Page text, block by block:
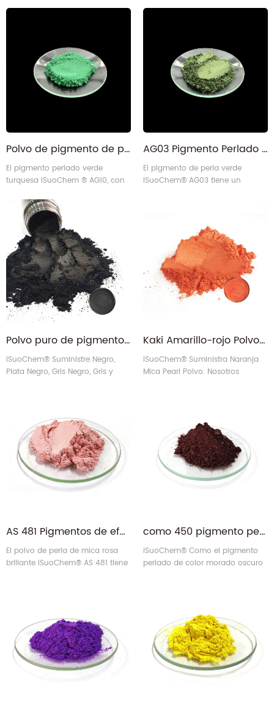
equipos de fabricación propia, lo
aplicaciones.
uniforme con un tamaño de
con nuestro equipo de diseño
propio, es perfecto para muchas
aplicaciones.
Polvo de pigmento de perla de mica verde turquesa AG10 para manualidades de papel y más
El pigmento perlado verde
turquesa iSuoChem ® AG10, con
60 micras, se crea de forma
sostenible con equipos de diseño
propio. Ideal para muchas
aplicaciones, ofrece un color
verde vibrante y un rendimiento
confiable.
AG03 Pigmento Perlado Mica Verde Coloreado para papel
El pigmento de perla verde
iSuoChem® AG03 tiene un
son amigables con el medio
ambiente y económicamente
eficientes.
Polvo puro de pigmento de mica de perlas negra negra pura para el piso epoxi
iSuoChem® Suministre Negro,
Plata Negro, Gris Negro, Gris y
Kaki Amarillo-rojo Polvo de pigmento de mica de perlas naranja de fuego de azafrán
iSuoChem® Suministra Naranja
Mica Pearl Polvo. Nosotros
fuego, coordina anaranjada kaki,
color naranja de azafrán y rojo
amarillo PIGMENT DE PEARL MICA
Polvo.
AS 481 Pigmentos de efecto perla rosa brillante personalizados para pintura
El polvo de perla de mica rosa
brillante iSuoChem® AS 481 tiene
respetuosos con el medio
ambiente y económicamente
eficientes.
como 450 pigmento perlado de color púrpura intenso muy cromático
iSuoChem® Como el pigmento
perlado de color morado oscuro
diseño propio que es respetuoso
con el medio ambiente y
económicamente eficiente.